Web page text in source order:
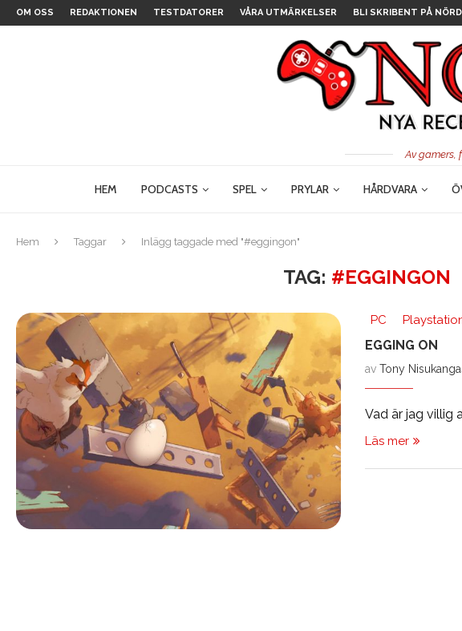
OM OSS REDAKTIONEN TESTDATORER VÅRA UTMÄRKELSER BLI SKRIBENT PÅ
Av gamers,
HEM PODCASTS SPEL PRYLAR HÅRDVARA
Hem Taggar Inlägg taggade med "#eggingon"
TAG: #EGGINGON
PC
EGGING ON
av Tony
Vad är jag villig
Läs mer